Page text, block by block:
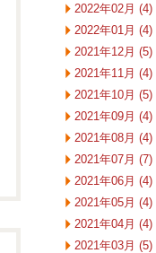
2022年02月 (4)
2022年01月 (4)
2021年12月 (5)
2021年11月 (4)
2021年10月 (5)
2021年09月 (4)
2021年08月 (4)
2021年07月 (7)
2021年06月 (4)
2021年05月 (4)
2021年04月 (4)
2021年03月 (5)